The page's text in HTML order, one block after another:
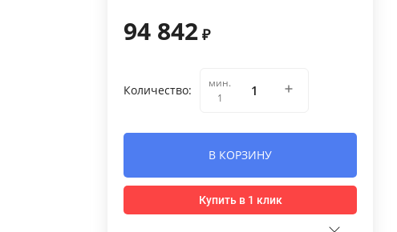
94 842 ₽
Количество:
мин.
1
В КОРЗИНУ
Купить в 1 клик